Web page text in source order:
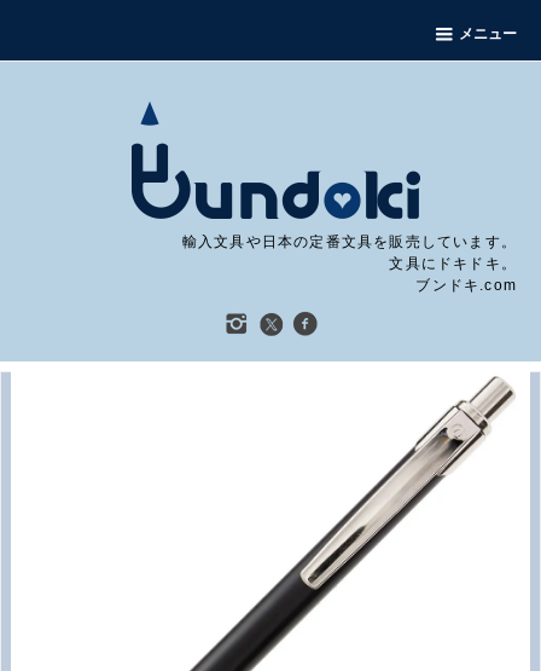
メニュー
輸入文具や日本の定番文具を販売しています。
文具にドキドキ。
ブンドキ.com